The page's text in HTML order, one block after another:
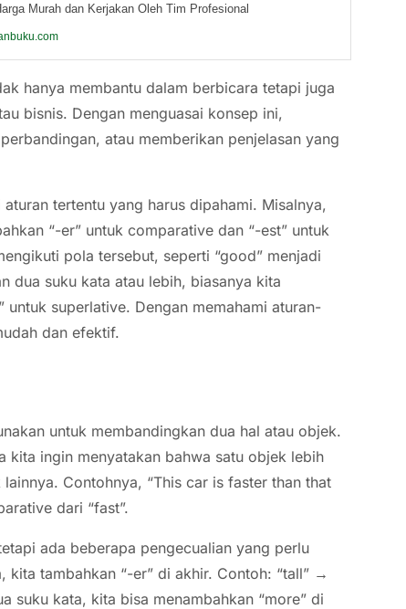
Murah dan Kerjakan Oleh Tim Profesional
hanya membantu dalam berbicara tetapi juga
bisnis. Dengan menguasai konsep ini,
atau memberikan penjelasan yang
tertentu yang harus dipahami. Misalnya,
“-er” untuk comparative dan “-est” untuk
pola tersebut, seperti “good” menjadi
dua suku kata atau lebih, biasanya kita
untuk superlative. Dengan memahami aturan-
dan efektif.
untuk membandingkan dua hal atau objek.
kita ingin menyatakan bahwa satu objek lebih
Contohnya, “This car is faster than that
dari “fast”.
ada beberapa pengecualian yang perlu
tambahkan “-er” di akhir. Contoh: “tall” →
suku kata, kita bisa menambahkan “more” di